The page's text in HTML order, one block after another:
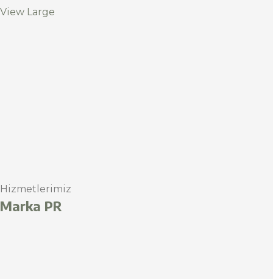
View Large
Hizmetlerimiz
Marka PR